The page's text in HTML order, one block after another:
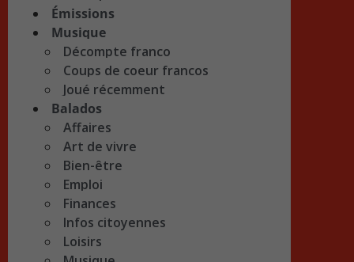
Émissions
Musique
Décompte franco
Coups de coeur francos
Joué récemment
Balados
Affaires
Art de vivre
Bien-être
Emploi
Finances
Infos citoyennes
Loisirs